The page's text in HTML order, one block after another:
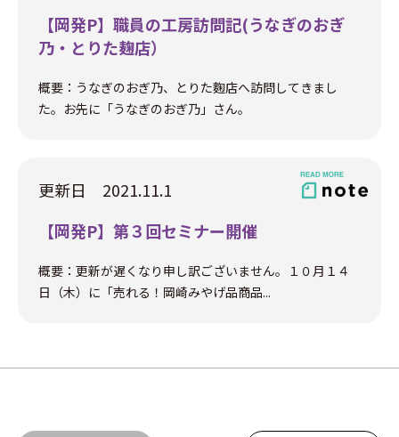
【岡発P】職員の工房訪問記(うなぎのおぎ
乃・とりた麹店）
概要：うなぎのおぎ乃、とりた麴店へ訪問してきまし
た。お先に「うなぎのおぎ乃」さん。
更新日 2021.11.1
【岡発P】第３回セミナー開催
概要：更新が遅くなり申し訳ございません。１０月１４
日（木）に「売れる！岡崎みやげ品商品...